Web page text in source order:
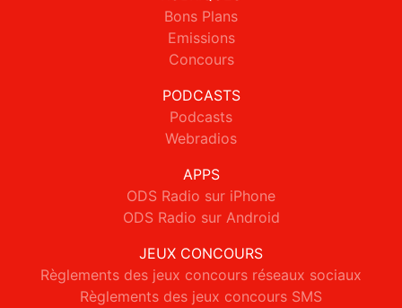
Bons Plans
Emissions
Concours
PODCASTS
Podcasts
Webradios
APPS
ODS Radio sur iPhone
ODS Radio sur Android
JEUX CONCOURS
Règlements des jeux concours réseaux sociaux
Règlements des jeux concours SMS